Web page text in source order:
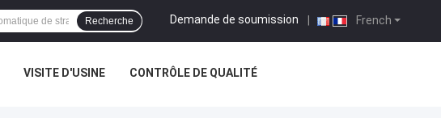
French
Demande de soumission
Recherche
VISITE D'USINE CONTRÔLE DE QUALITÉ